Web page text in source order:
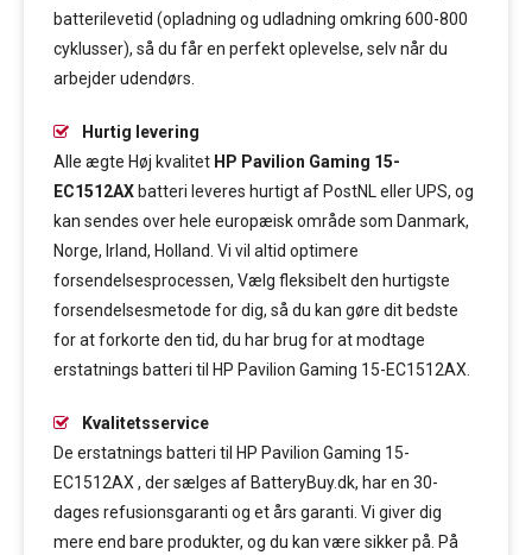
batterilevetid (opladning og udladning omkring 600-800
cyklusser), så du får en perfekt oplevelse, selv når du
arbejder udendørs.
Hurtig levering
Alle ægte Høj kvalitet HP Pavilion Gaming 15-
EC1512AX batteri leveres hurtigt af PostNL eller UPS, og
kan sendes over hele europæisk område som Danmark,
Norge, Irland, Holland. Vi vil altid optimere
forsendelsesprocessen, Vælg fleksibelt den hurtigste
forsendelsesmetode for dig, så du kan gøre dit bedste
for at forkorte den tid, du har brug for at modtage
erstatnings batteri til HP Pavilion Gaming 15-EC1512AX.
Kvalitetsservice
De erstatnings batteri til HP Pavilion Gaming 15-
EC1512AX , der sælges af BatteryBuy.dk, har en 30-
dages refusionsgaranti og et års garanti. Vi giver dig
mere end bare produkter, og du kan være sikker på. På